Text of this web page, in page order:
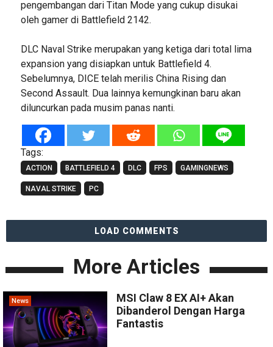
pengembangan dari Titan Mode yang cukup disukai
oleh gamer di Battlefield 2142.
DLC Naval Strike merupakan yang ketiga dari total lima
expansion yang disiapkan untuk Battlefield 4.
Sebelumnya, DICE telah merilis China Rising dan
Second Assault. Dua lainnya kemungkinan baru akan
diluncurkan pada musim panas nanti.
Tags:
ACTION BATTLEFIELD 4 DLC FPS GAMINGNEWS
NAVAL STRIKE PC
LOAD COMMENTS
More Articles
News
MSI Claw 8 EX AI+ Akan
Dibanderol Dengan Harga
Fantastis